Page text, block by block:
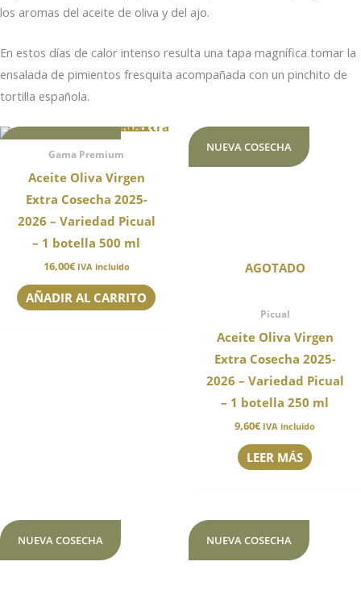
los aromas del aceite de oliva y del ajo.
En estos días de calor intenso resulta una tapa magnífica tomar la
ensalada de pimientos fresquita acompañada con un pinchito de
tortilla española.
Gama Premium
Aceite Oliva Virgen
Extra Cosecha 2025-
2026 – Variedad Picual
– 1 botella 500 ml
16,00€ IVA incluido
AÑADIR AL CARRITO
NUEVA COSECHA
AGOTADO
Picual
Aceite Oliva Virgen
Extra Cosecha 2025-
2026 – Variedad Picual
– 1 botella 250 ml
9,60€ IVA incluido
LEER MÁS
NUEVA COSECHA NUEVA COSECHA